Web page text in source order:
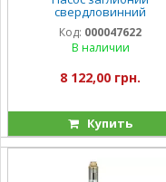
свердловинний
відцентровий Vitals aqua
3.5DC 1096-1.2r
Код: 000047622
В наличии
8 122,00 грн.
Купить